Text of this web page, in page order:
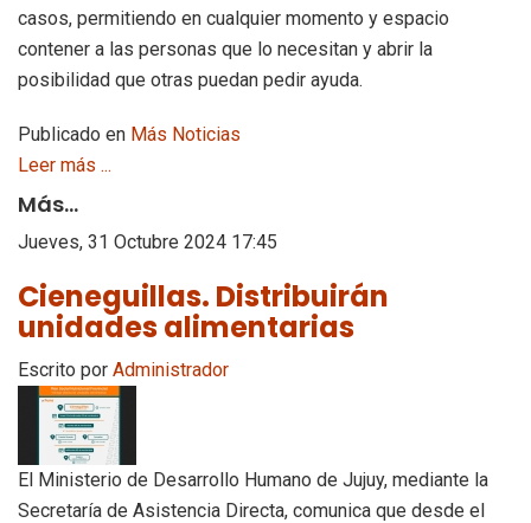
casos, permitiendo en cualquier momento y espacio
contener a las personas que lo necesitan y abrir la
posibilidad que otras puedan pedir ayuda.
Publicado en Más Noticias
Leer más ...
Más...
Jueves, 31 Octubre 2024 17:45
Cieneguillas. Distribuirán
unidades alimentarias
Escrito por Administrador
El Ministerio de Desarrollo Humano de Jujuy, mediante la
Secretaría de Asistencia Directa, comunica que desde el